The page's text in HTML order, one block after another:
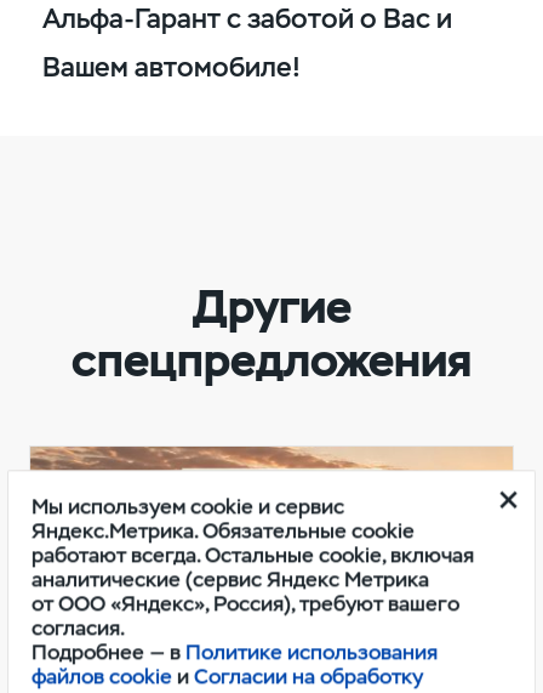
Альфа-Гарант с заботой о Вас и
Вашем автомобиле!
Другие
спецпредложения
Мы используем cookie и сервис
Яндекс.Метрика. Обязательные cookie
работают всегда. Остальные cookie, включая
аналитические (сервис Яндекс Метрика
от ООО «Яндекс», Россия), требуют вашего
согласия.
Подробнее — в Политике использования
файлов cookie иСогласии на обработку